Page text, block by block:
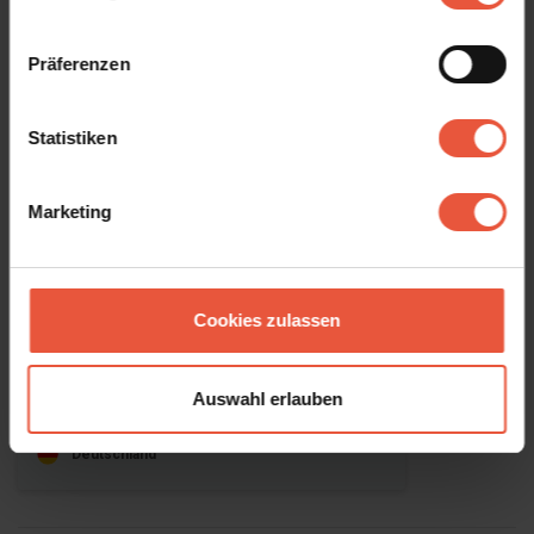
Präferenzen
Statistiken
Marketing
Cookies zulassen
Auswahl erlauben
erleben Sie die Nähe zum Leben – und gleichzeitig Ihre eigene
Das sagen andere Urlauber
Apr. 2026
Deutschland